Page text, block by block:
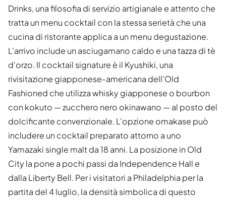
Drinks, una filosofia di servizio artigianale e attento che
tratta un menu cocktail con la stessa serietà che una
cucina di ristorante applica a un menu degustazione.
L'arrivo include un asciugamano caldo e una tazza di tè
d'orzo. Il cocktail signature è il Kyushiki, una
rivisitazione giapponese-americana dell'Old
Fashioned che utilizza whisky giapponese o bourbon
con kokuto — zucchero nero okinawano — al posto del
dolcificante convenzionale. L'opzione omakase può
includere un cocktail preparato attorno a uno
Yamazaki single malt da 18 anni. La posizione in Old
City la pone a pochi passi da Independence Hall e
dalla Liberty Bell. Per i visitatori a Philadelphia per la
partita del 4 luglio, la densità simbolica di questo